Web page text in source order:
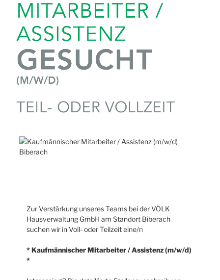
Zur Verstärkung unseres Teams bei der VÖLK
Hausverwaltung GmbH am Standort Biberach
suchen wir in Voll- oder Teilzeit eine/n
* Kaufmännischer Mitarbeiter / Assistenz (m/w/d)
*